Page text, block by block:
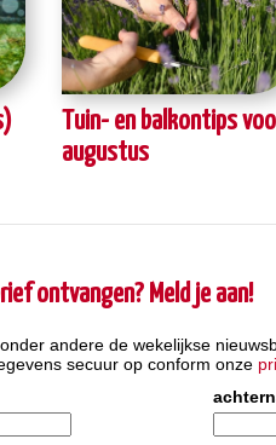
Tuin- en balkontips
augustus
ontvangen? Meld je aan!
andere de wekelijkse
secuur op conform onze